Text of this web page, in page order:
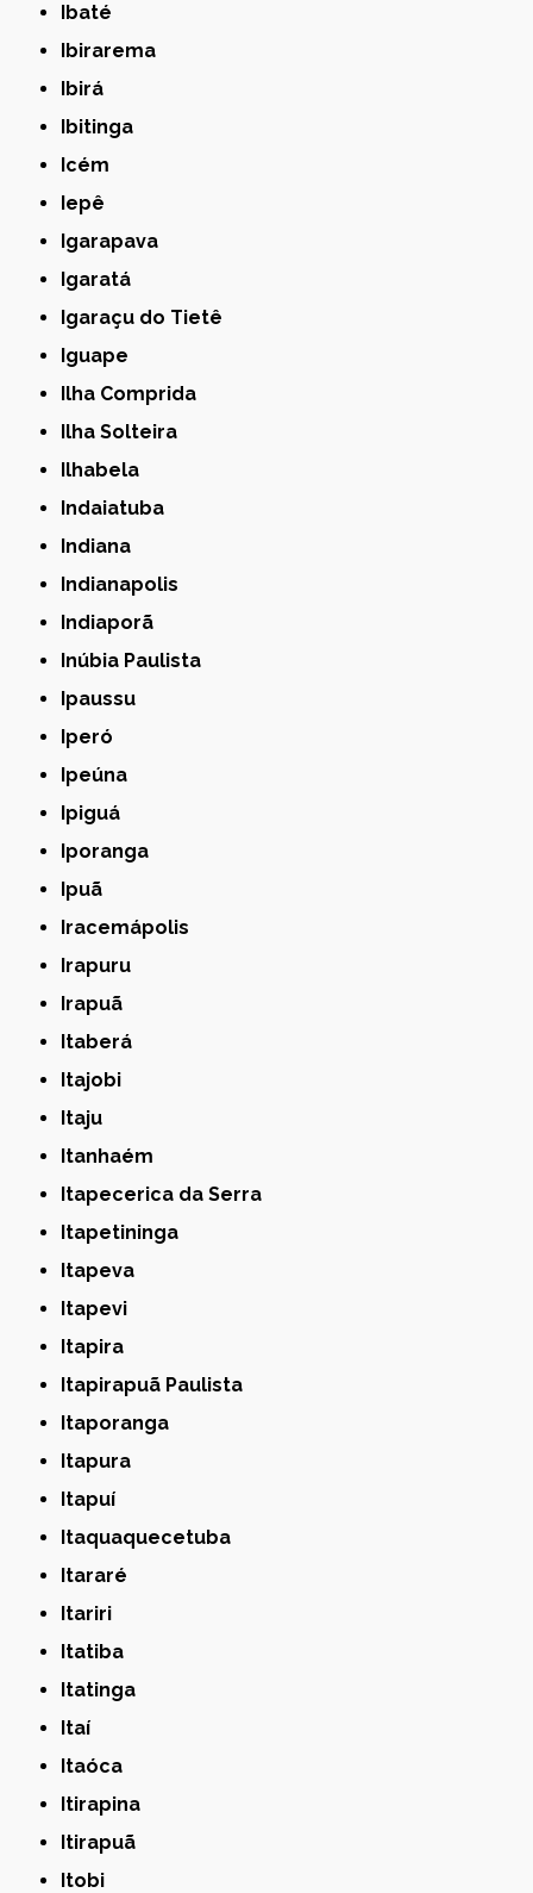
Ibaté
Ibirarema
Ibirá
Ibitinga
Icém
Iepê
Igarapava
Igaratá
Igaraçu do Tietê
Iguape
Ilha Comprida
Ilha Solteira
Ilhabela
Indaiatuba
Indiana
Indianapolis
Indiaporã
Inúbia Paulista
Ipaussu
Iperó
Ipeúna
Ipiguá
Iporanga
Ipuã
Iracemápolis
Irapuru
Irapuã
Itaberá
Itajobi
Itaju
Itanhaém
Itapecerica da Serra
Itapetininga
Itapeva
Itapevi
Itapira
Itapirapuã Paulista
Itaporanga
Itapura
Itapuí
Itaquaquecetuba
Itararé
Itariri
Itatiba
Itatinga
Itaí
Itaóca
Itirapina
Itirapuã
Itobi